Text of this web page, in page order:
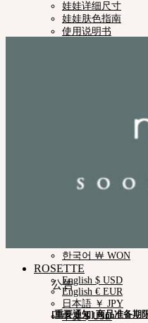
娃娃详细尺寸
娃娃肤色指南
使用说明书
中文 $ USD
한국어 ￦ WON
ROSETTE
English $ USD
English € EUR
日本語 ￥ JPY
中文 $ USD
公告
[重要通知] 商品准备期